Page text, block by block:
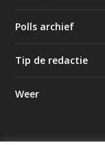
Polls archief
Tip de redactie
Weer